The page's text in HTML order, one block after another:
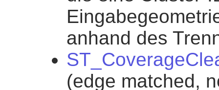
anhand des
(edge matched,